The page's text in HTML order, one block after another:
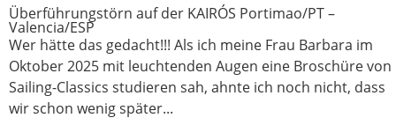
Überführungstörn auf der KAIRÓS Portimao/PT –
Valencia/ESP
Wer hätte das gedacht!!! Als ich meine Frau Barbara im
Oktober 2025 mit leuchtenden Augen eine Broschüre von
Sailing-Classics studieren sah, ahnte ich noch nicht, dass
wir schon wenig später...